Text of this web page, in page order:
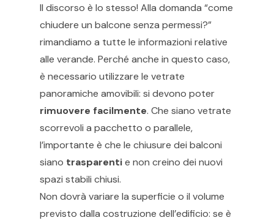
Il discorso è lo stesso! Alla domanda “come
chiudere un balcone senza permessi?”
rimandiamo a tutte le informazioni relative
alle verande. Perché anche in questo caso,
è necessario utilizzare le vetrate
panoramiche amovibili: si devono poter
rimuovere facilmente. Che siano vetrate
scorrevoli a pacchetto o parallele,
l’importante è che le chiusure dei balconi
siano trasparentie non creino dei nuovi
spazi stabili chiusi.
Non dovrà variare la superficie o il volume
previsto dalla costruzione dell’edificio: se è